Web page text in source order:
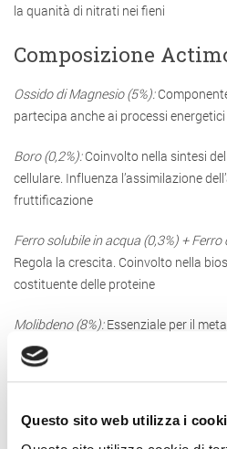
Questo sito web utilizza i
la quanità di nitrati nei fieni
Composizione
Ossido di Magnesio (5%):
partecipa anche ai processi energetici
Boro (0,2%):Coinvolto nella sintesi
cellulare. Influenza l’assimilazione
fruttificazione
Ferro solubile in acqua (0,3%) +Ferro
Regola la crescita. Coinvolto nella
costituente delle proteine
Molibdeno (8%):Essenziale per il
riduzione dei nitrati
Complesso Organico
Il Molibdeno in particolare è il